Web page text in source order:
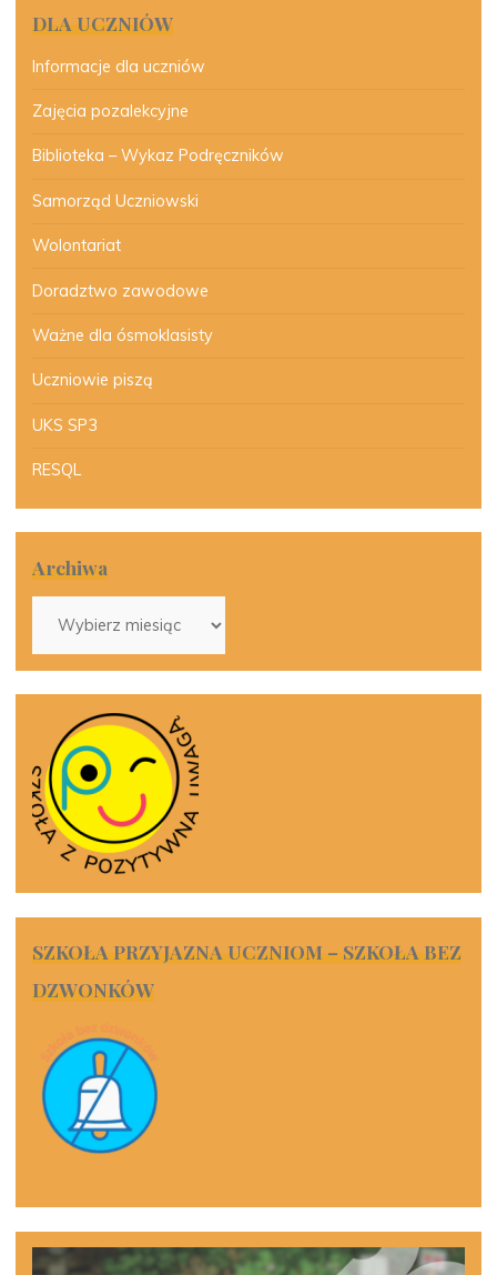
DLA UCZNIÓW
Informacje dla uczniów
Zajęcia pozalekcyjne
Biblioteka – Wykaz Podręczników
Samorząd Uczniowski
Wolontariat
Doradztwo zawodowe
Ważne dla ósmoklasisty
Uczniowie piszą
UKS SP3
RESQL
Archiwa
SZKOŁA PRZYJAZNA UCZNIOM – SZKOŁA BEZ
DZWONKÓW